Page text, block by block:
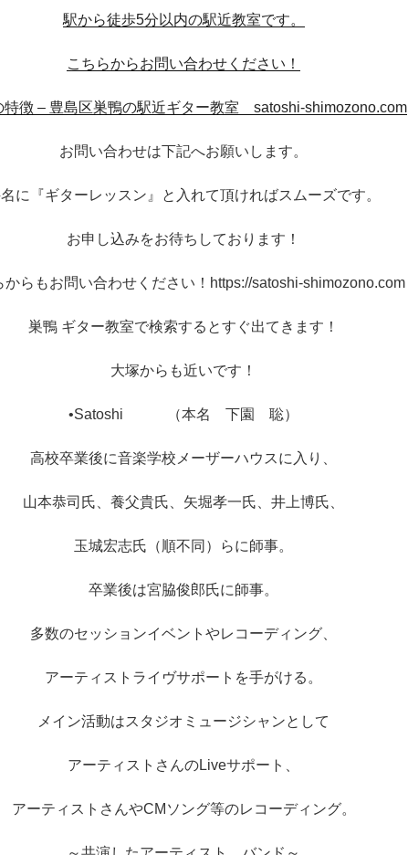
駅から徒歩5分以内の駅近教室です。
こちらからお問い合わせください！
特徴 – 豊島区巣鴨の駅近ギター教室 satoshi-shimozono.com
お問い合わせは下記へお願いします。
に『ギターレッスン』と入れて頂ければスムーズです。
お申し込みをお待ちしております！
からもお問い合わせください！https://satoshi-shimozono.com
巣鴨 ギター教室で検索するとすぐ出てきます！
大塚からも近いです！
•Satoshi （本名 下園 聡）
高校卒業後に音楽学校メーザーハウスに入り、
山本恭司氏、養父貴氏、矢堀孝一氏、井上博氏、
玉城宏志氏（順不同）らに師事。
卒業後は宮脇俊郎氏に師事。
多数のセッションイベントやレコーディング、
アーティストライヴサポートを手がける。
メイン活動はスタジオミュージシャンとして
アーティストさんのLiveサポート、
アーティストさんやCMソング等のレコーディング。